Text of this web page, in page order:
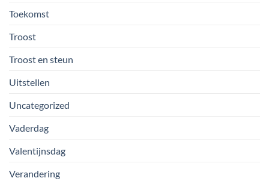
Toekomst
Troost
Troost en steun
Uitstellen
Uncategorized
Vaderdag
Valentijnsdag
Verandering